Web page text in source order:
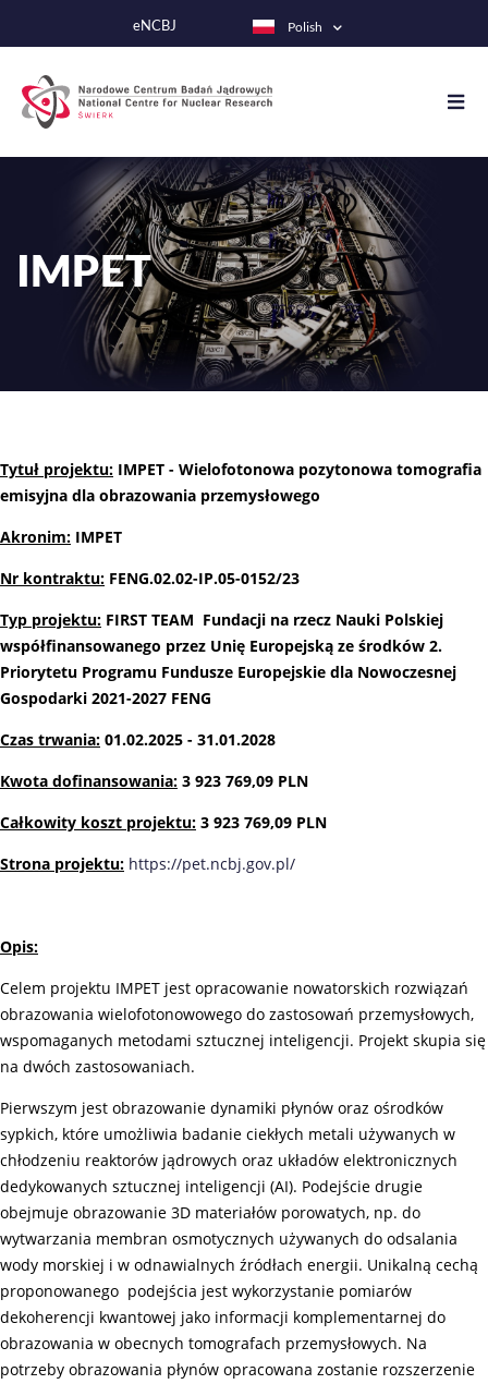
do
eNCBJ Polish
IMPET
Tytuł projektu: IMPET - Wielofotonowa pozytonowa tomografia
emisyjna dla obrazowania przemysłowego
Akronim: IMPET
Nr kontraktu: FENG.02.02-IP.05-0152/23
Typ projektu: FIRST TEAM Fundacji na rzecz Nauki Polskiej
współfinansowanego przez Unię Europejską ze środków 2.
Priorytetu Programu Fundusze Europejskie dla Nowoczesnej
Gospodarki 2021-2027 FENG
Czas trwania: 01.02.2025 - 31.01.2028
Kwota dofinansowania: 3 923 769,09 PLN
Całkowity koszt projektu: 3 923 769,09 PLN
Strona projektu: https://pet.ncbj.gov.pl/
Opis:
Celem projektu IMPET jest opracowanie nowatorskich rozwiązań
obrazowania wielofotonowowego do zastosowań przemysłowych,
wspomaganych metodami sztucznej inteligencji. Projekt skupia się
na dwóch zastosowaniach.
Pierwszym jest obrazowanie dynamiki płynów oraz ośrodków
sypkich, które umożliwia badanie ciekłych metali używanych w
chłodzeniu reaktorów jądrowych oraz układów elektronicznych
dedykowanych sztucznej inteligencji (AI). Podejście drugie
obejmuje obrazowanie 3D materiałów porowatych, np. do
wytwarzania membran osmotycznych używanych do odsalania
wody morskiej i w odnawialnych źródłach energii. Unikalną cechą
proponowanego podejścia jest wykorzystanie pomiarów
dekoherencji kwantowej jako informacji komplementarnej do
obrazowania w obecnych tomografach przemysłowych. Na
potrzeby obrazowania płynów opracowana zostanie rozszerzenie